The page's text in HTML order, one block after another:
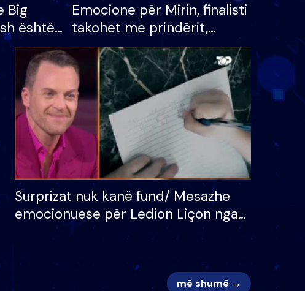
Big
është
shtëpinë
për
madh
Emocione për Mirin, finalisti
takohet me prindërit,
vajzën dhe bashkëshorten:
S’kemi ndonjë letër divorci
apo jo?
Surprizat nuk kanë fund/ Mesazhe
emocionuese për Ledion Liçon nga
nëna dhe fëmijët e tij, moderatori
më shumë →